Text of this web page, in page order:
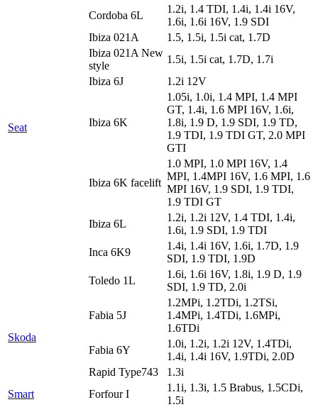
Seat
Cordoba 6L
1.2i, 1.4 TDI, 1.4i, 1.4i 16V,
1.6i, 1.6i 16V, 1.9 SDI
Ibiza 021A
1.5, 1.5i, 1.5i cat, 1.7D
Ibiza 021A New
style
1.5i, 1.5i cat, 1.7D, 1.7i
Ibiza 6J
1.2i 12V
Ibiza 6K
1.05i, 1.0i, 1.4 MPI, 1.4 MPI
GT, 1.4i, 1.6 MPI 16V, 1.6i,
1.8i, 1.9 D, 1.9 SDI, 1.9 TD,
1.9 TDI, 1.9 TDI GT, 2.0 MPI
GTI
Ibiza 6K facelift
1.0 MPI, 1.0 MPI 16V, 1.4
MPI, 1.4MPI 16V, 1.6 MPI, 1.6
MPI 16V, 1.9 SDI, 1.9 TDI,
1.9 TDI GT
Ibiza 6L
1.2i, 1.2i 12V, 1.4 TDI, 1.4i,
1.6i, 1.9 SDI, 1.9 TDI
Inca 6K9
1.4i, 1.4i 16V, 1.6i, 1.7D, 1.9
SDI, 1.9 TDI, 1.9D
Toledo 1L
1.6i, 1.6i 16V, 1.8i, 1.9 D, 1.9
SDI, 1.9 TD, 2.0i
Skoda
Fabia 5J
1.2MPi, 1.2TDi, 1.2TSi,
1.4MPi, 1.4TDi, 1.6MPi,
1.6TDi
Fabia 6Y
1.0i, 1.2i, 1.2i 12V, 1.4TDi,
1.4i, 1.4i 16V, 1.9TDi, 2.0D
Rapid Type743
1.3i
Smart
Forfour I
1.1i, 1.3i, 1.5 Brabus, 1.5CDi,
1.5i